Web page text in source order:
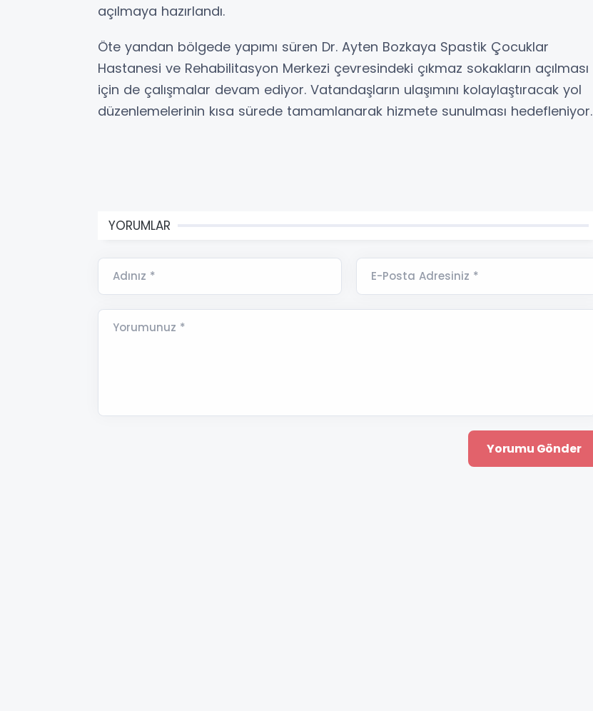
açılmaya hazırlandı.
Öte yandan bölgede yapımı süren Dr. Ayten Bozkaya Spastik Çocuklar
Hastanesi ve Rehabilitasyon Merkezi çevresindeki çıkmaz sokakların açılması
için de çalışmalar devam ediyor. Vatandaşların ulaşımını kolaylaştıracak yol
düzenlemelerinin kısa sürede tamamlanarak hizmete sunulması hedefleniyor.
YORUMLAR
Adınız * E-Posta Adresiniz *
Yorumunuz *